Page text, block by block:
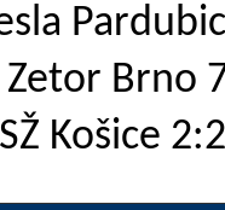
Zetor Brno
Košice 2:2